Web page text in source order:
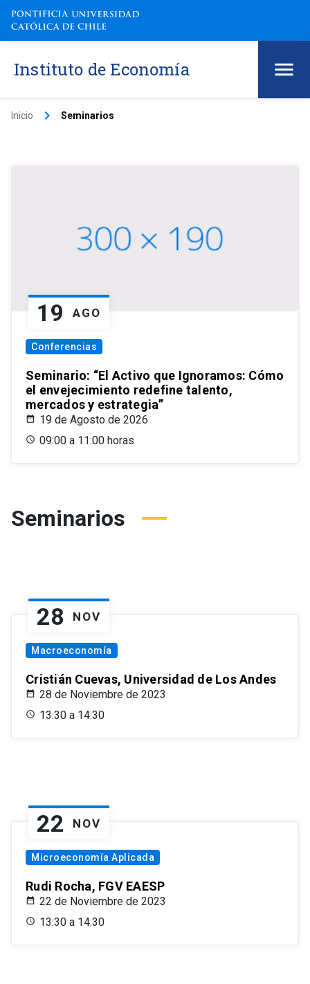
Instituto de Economía
Inicio keyboard_arrow_right Seminarios
19 AGO
Conferencias
Seminario: “El Activo que Ignoramos: Cómo
el envejecimiento redefine talento,
mercados y estrategia”
19 de Agosto de 2026
09:00 a 11:00 horas
Seminarios
28 NOV
Macroeconomía
Cristián Cuevas, Universidad de Los Andes
28 de Noviembre de 2023
13:30 a 14:30
22 NOV
Microeconomía Aplicada
Rudi Rocha, FGV EAESP
22 de Noviembre de 2023
13:30 a 14:30